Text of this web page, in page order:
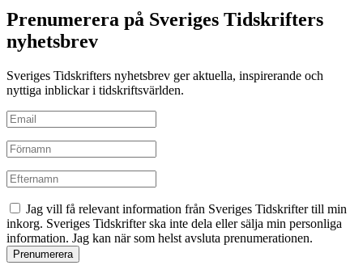
Prenumerera på Sveriges Tidskrifters
nyhetsbrev
Sveriges Tidskrifters nyhetsbrev ger aktuella, inspirerande och
nyttiga inblickar i tidskriftsvärlden.
Jag vill få relevant information från Sveriges Tidskrifter till min
inkorg. Sveriges Tidskrifter ska inte dela eller sälja min personliga
information. Jag kan när som helst avsluta prenumerationen.